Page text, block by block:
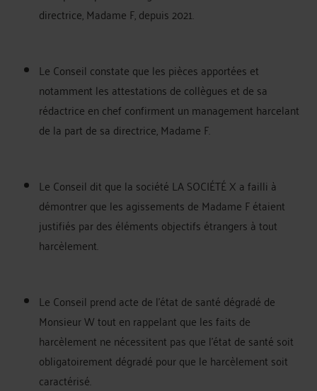
directrice, Madame F, depuis 2021.
Le Conseil constate que les pièces apportées et
notamment les attestations de collègues et de sa
rédactrice en chef confirment un management harcelant
de la part de sa directrice, Madame F.
Le Conseil dit que la société LA SOCIÉTÉ X a failli à
démontrer que les agissements de Madame F étaient
justifiés par des éléments objectifs étrangers à tout
harcèlement.
Le Conseil prend acte de l'état de santé dégradé de
Monsieur W tout en rappelant que les faits de
harcèlement ne nécessitent pas que l'état de santé soit
obligatoirement dégradé pour que le harcèlement soit
caractérisé.